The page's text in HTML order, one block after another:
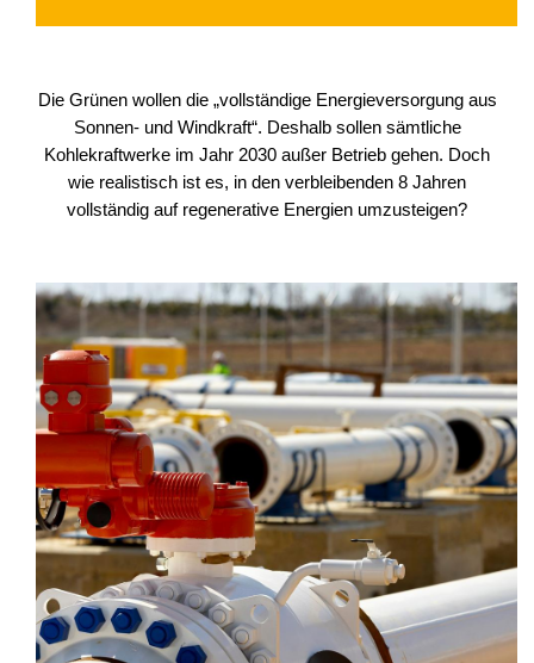
Die Grünen wollen die „vollständige Energieversorgung aus
Sonnen- und Windkraft“. Deshalb sollen sämtliche
Kohlekraftwerke im Jahr 2030 außer Betrieb gehen. Doch
wie realistisch ist es, in den verbleibenden 8 Jahren
vollständig auf regenerative Energien umzusteigen?